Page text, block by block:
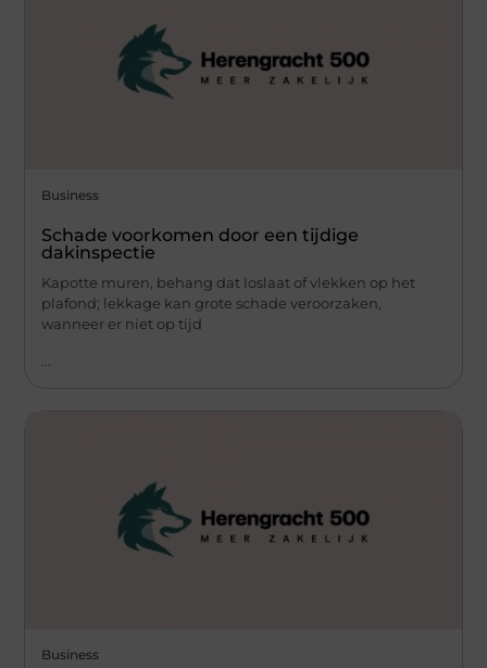
Business
Schade voorkomen door een tijdige
dakinspectie
Kapotte muren, behang dat loslaat of vlekken op het
plafond; lekkage kan grote schade veroorzaken,
wanneer er niet op tijd
Business